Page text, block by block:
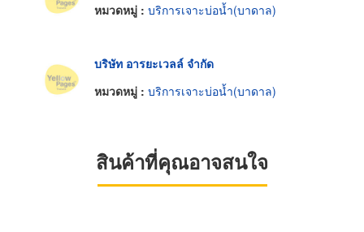
หมวดหมู่ : บริการเจาะบ่อน้ำ(บาดาล)
บริษัท อารยะเวลล์ จำกัด
หมวดหมู่ : บริการเจาะบ่อน้ำ(บาดาล)
สินค้าที่คุณอาจสนใจ